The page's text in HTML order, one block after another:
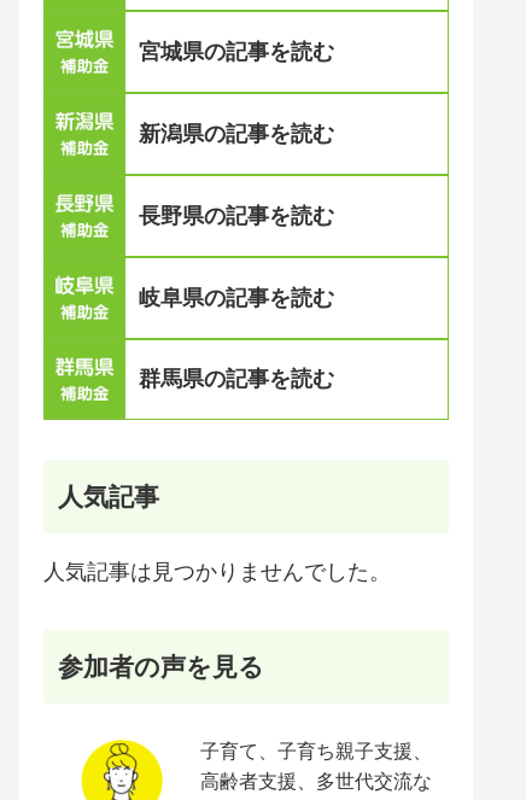
宮城県の記事を読む
新潟県の記事を読む
長野県の記事を読む
岐阜県の記事を読む
群馬県の記事を読む
人気記事
人気記事は見つかりませんでした。
参加者の声を見る
子育て、子育ち親子支援、
高齢者支援、多世代交流な